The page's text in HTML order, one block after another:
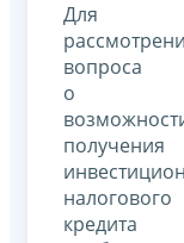
Для
вопроса
о
получения
налогового
кредита